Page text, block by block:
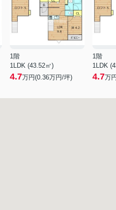
1階
1LDK (43.52㎡)
4.7万円(0.36万円/坪)
1階
1LDK
4.7万